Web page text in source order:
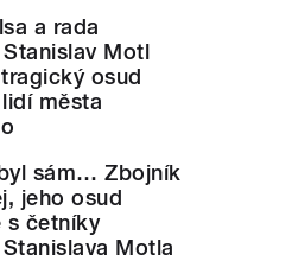
a rada
Motl
osud
města
sám… Zbojník
jeho osud
s četníky
Motla